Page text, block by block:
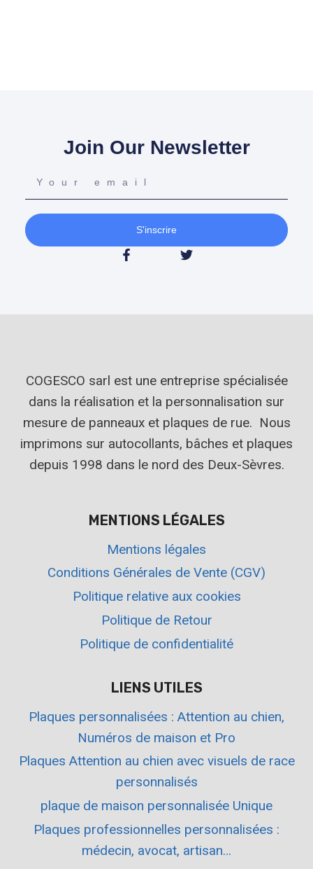
Join Our Newsletter
S'inscrire
COGESCO sarl est une entreprise spécialisée
dans la réalisation et la personnalisation sur
mesure de panneaux et plaques de rue. Nous
imprimons sur autocollants, bâches et plaques
depuis 1998 dans le nord des Deux-Sèvres.
MENTIONS LÉGALES
Mentions légales
Conditions Générales de Vente (CGV)
Politique relative aux cookies
Politique de Retour
Politique de confidentialité
LIENS UTILES
Plaques personnalisées : Attention au chien,
Numéros de maison et Pro
Plaques Attention au chien avec visuels de race
personnalisés
plaque de maison personnalisée Unique
Plaques professionnelles personnalisées :
médecin, avocat, artisan…